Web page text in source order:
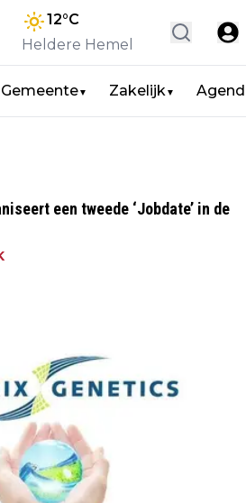
12°C
Heldere Hemel
Gemeente▼ Zakelijk▼
een tweede ‘Jobdate’ in de